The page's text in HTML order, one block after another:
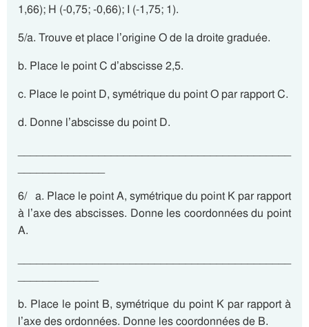
1,66); H (-0,75; -0,66); I (-1,75; 1).
5/a. Trouve et place l’origine O de la droite graduée.
b. Place le point C d’abscisse 2,5.
c. Place le point D, symétrique du point O par rapport C.
d. Donne l’abscisse du point D.
6/ a. Place le point A, symétrique du point K par rapport
à l’axe des abscisses. Donne les coordonnées du point
A.
b. Place le point B, symétrique du point K par rapport à
l’axe des ordonnées. Donne les coordonnées de B.